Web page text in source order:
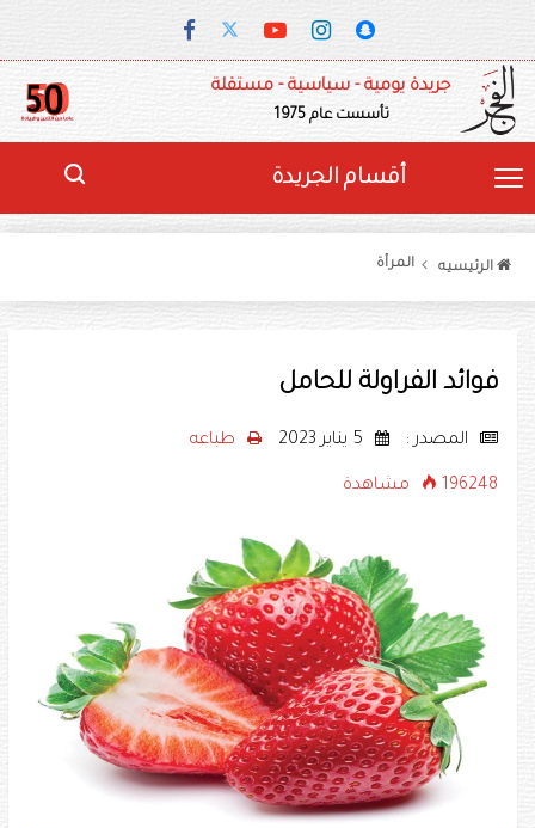
جريدة يومية - سياسية - مستقلة
تأسست عام 1975
أقسام الجريدة
الرئيسيه المرأة
فوائد الفراولة للحامل
المصدر : طباعه
196248 مشاهدة